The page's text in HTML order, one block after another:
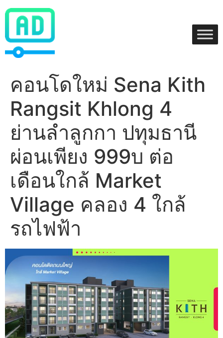
Skip
content
คอนโดใหม่ Sena Kith
Rangsit Khlong 4
ย่านลำลูกกา ปทุมธานี
ผ่อนเพียง 999บ ต่อ
เดือนใกล้ Market
Village คลอง 4 ใกล้
รถไฟฟ้า